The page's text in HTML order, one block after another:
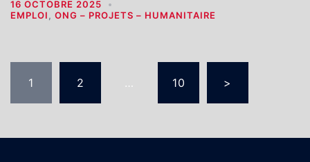
16 OCTOBRE 2025
EMPLOI , ONG – PROJETS – HUMANITAIRE
des
publications
1 2 … 10 >